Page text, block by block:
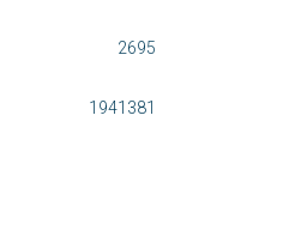
2695
1941381